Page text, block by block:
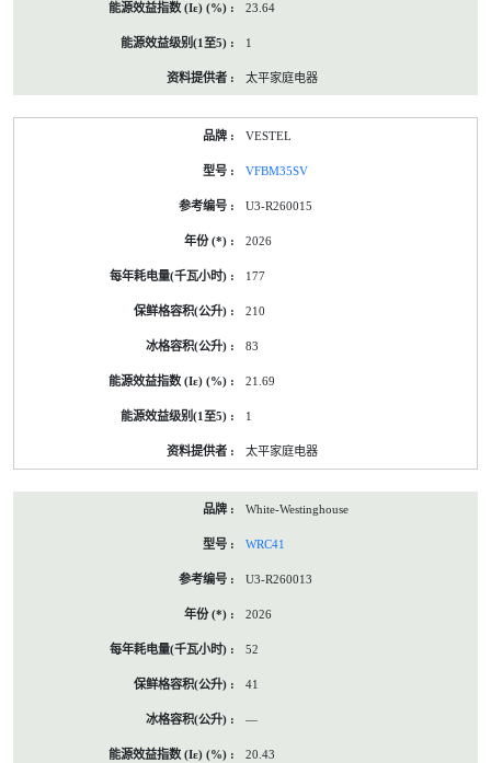
23.64
1
太平家庭电器
VESTEL
VFBM35SV
U3-R260015
2026
177
210
83
21.69
1
太平家庭电器
White-Westinghouse
WRC41
U3-R260013
2026
52
41
—
20.43